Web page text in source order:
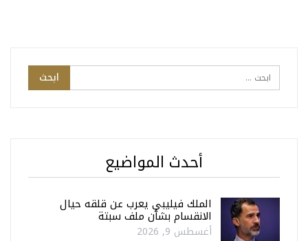
أحدث المواضيع
الملك فيليبي يعرب عن قلقه حيال
الانقسام بشأن ملف سبتة
أغسطس 9, 2026